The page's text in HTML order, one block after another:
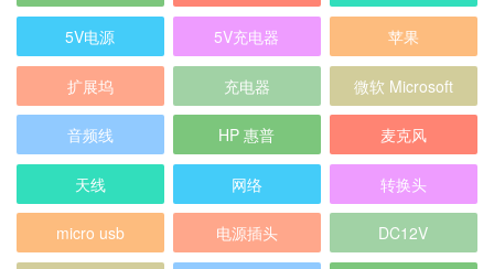
5V电源 5V充电器 苹果
扩展坞 充电器 微软 Microsoft
音频线 HP 惠普 麦克风
天线 网络 转换头
micro usb 电源插头 DC12V